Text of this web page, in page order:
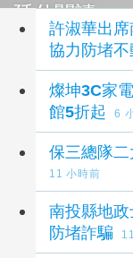
延伸閱讀
許淑華出
協力防堵
燦坤3C家
館5折起
6
保三總隊
11 小時前
南投縣地政士公會
防堵詐騙